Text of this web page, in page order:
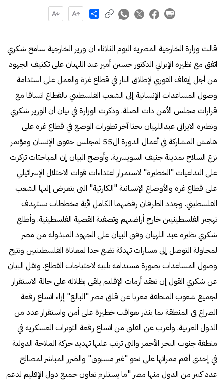
Share
قالت وزارة الخارجية المصرية اليوم الثلاثاء ان وزير الخارجية سامح شكري
اتفق مع نظيره الإيراني الدكتور حسين أمير عبد اللهيان على تكثيف الجهود
من أجل إيقاف الفوري لإطلاق النار في قطاع غزة والعمل على استدامة
وصول المساعدات الإنسانية إلى الشعب الفلسطيني بالقطاع اتساقا مع
قرارات مجلس الأمن ذات الصلة. وذكرت الوزارة في بيان أن الوزير شكري
ونظيره الايراني عبداللهيان بحثا آخر تطورات الوضع في قطاع غزة على
هامش المشاركة في أعمال الدورة ال55 لمجلس حقوق الإنسان ومؤتمر
نزع السلاح بمدينة جنيف السويسرية. وأوضح البيان إن المباحثات تركزت
على التداعيات "الخطيرة" لاستمرار اعتداءات قوات الاحتلال الإسرائيلي
على قطاع غزة والأوضاع الإنسانية "الكارثية" التي يتعرض إليها الشعب
الفلسطيني. وجدد الطرفان رفضهما الكامل لأية مخططات تستهدف
تهجير الفلسطينيين خارج أراضيهم وتصفية القضية الفلسطينية. وأطلع
شكري نظيره عبد اللهيان وفق البيان على الجهود المبذولة من مصر
لمحاولة التوصل إلى مسارات تهدئة تضع حدا لمعاناة الفلسطينيين وتتيح
وصول المساعدات بصورة مستدامة تلبيه لاحتياجات القطاع. ونقل البيان
عن شكري القول إن تعقد أزمات الإقليم يلقى بظلاله على حالة الاستقرار
لجميع شعوب المنطقة معربا عن قلق مصر "البالغ" إزاء اتساع رقعة
الصراع في المنطقة بما ينذر بعواقب خطيرة على أمن واستقرار عدد من
الدول العربية. وأعرب عن القلق من اتساع رقعة التوترات العسكرية في
منطقة جنوب البحر الأحمر والتي ترتب عليها تهديد حركة الملاحة الدولية
في إحدى أهم ممراتها على نحو "غير مسبوق" والضرر المباشر لمصالح
عدد كبير من الدول منها مصر "ما يستلزم تعاون جميع دول الإقليم لدعم